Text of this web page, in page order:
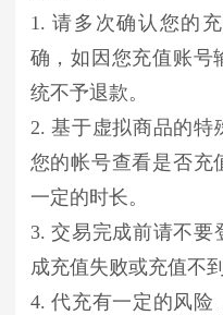
1. 请多次确认您的
确，如因您充值账号
统不予退款。
2. 基于虚拟商品的特
您的帐号查看是否充
一定的时长。
3. 交易完成前请不要
成充值失败或充值不
4. 代充有一定的风险